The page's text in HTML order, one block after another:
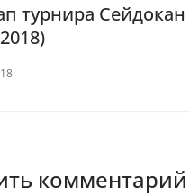
турнира Сейдокан
комментарий